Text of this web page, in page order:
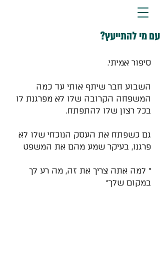
עם מי להתייעץ?
סיפור אמיתי.
השבוע חבר שיתף אותי עד כמה
המשפחה הקרובה שלו לא מפרגנת לו
בכל רצון שלו להתפתח.
גם כשפתח את העסק הנוכחי שלו לא
פרגנו, בעיקר שמע מהם את המשפט
״ למה אתה צריך את זה, מה רע לך
במקום שלך״